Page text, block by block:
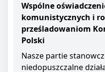
Wspólne
komunistycznych i
prześladowaniom
Polski
Nasze partie
niedopuszczalne